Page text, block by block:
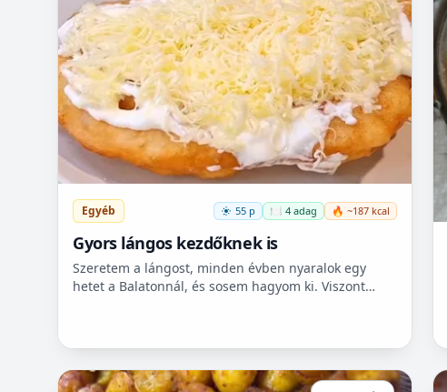
Egyéb 55 p 🍽️ 4 adag 🔥 ~187 kcal
Gyors lángos kezdőknek is
Szeretem a lángost, minden évben nyaralok egy
hetet a Balatonnál, és sosem hagyom ki. Viszont